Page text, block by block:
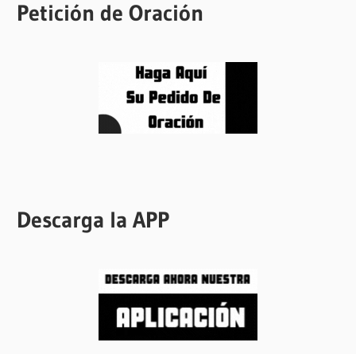
Petición de Oración
Descarga la APP